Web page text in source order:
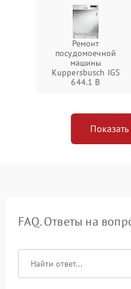
Ремонт
посудомоечной
машины
Kuppersbusch IGS
644.1 B
FAQ. Ответы на